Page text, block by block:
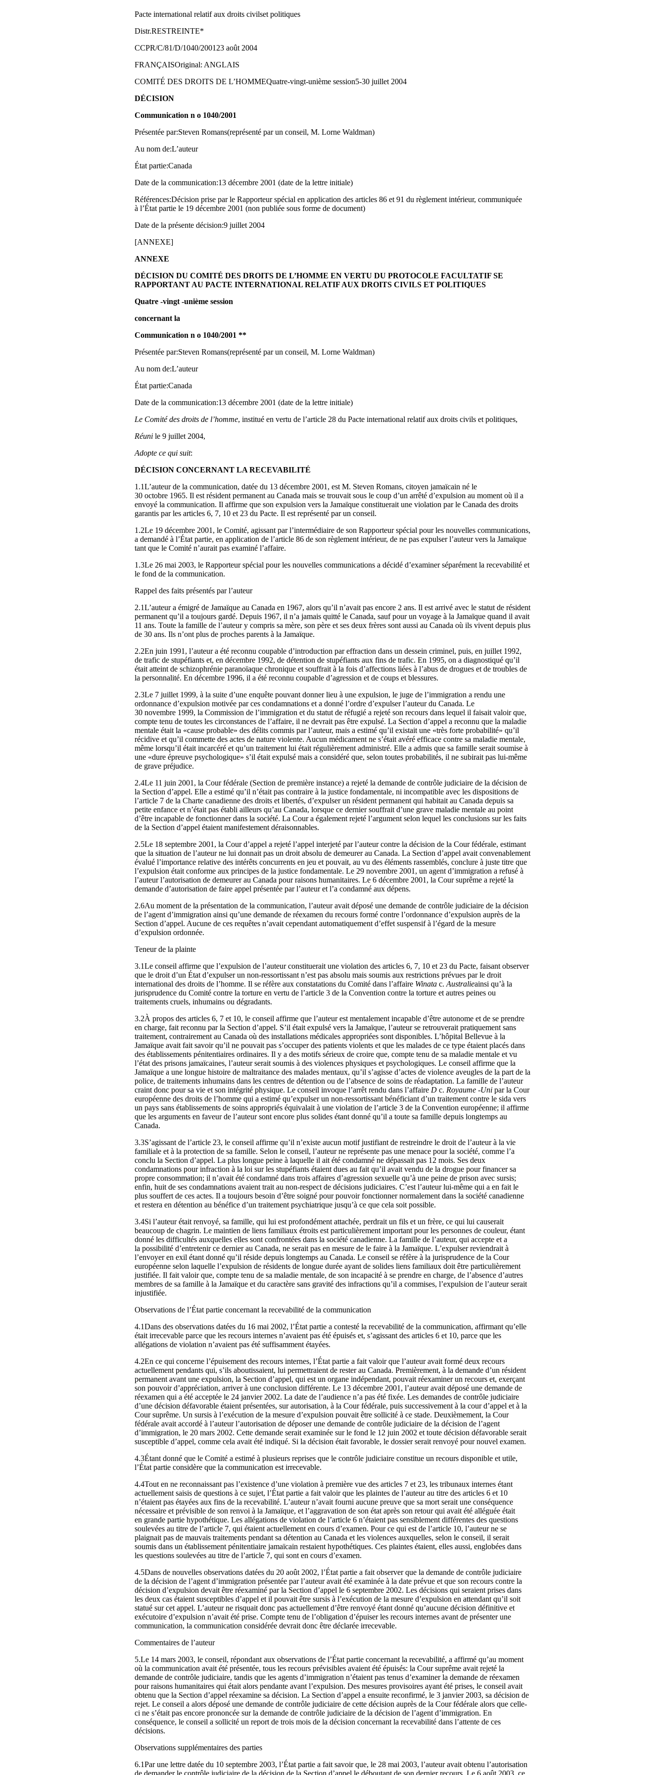
Pacte international relatif aux droits civilset politiques
Distr.RESTREINTE*
CCPR/C/81/D/1040/200123 août 2004
FRANÇAISOriginal: ANGLAIS
COMITÉ DES DROITS DE L’HOMMEQuatre‑vingt‑unième session5-30 juillet 2004
DÉCISION
Communication n o 1040/2001
Présentée par:Steven Romans(représenté par un conseil, M. Lorne Waldman)
Au nom de:L’auteur
État partie:Canada
Date de la communication:13 décembre 2001 (date de la lettre initiale)
Références:Décision prise par le Rapporteur spécial en application des articles 86 et 91 du règlement intérieur, communiquée
à l’État partie le 19 décembre 2001 (non publiée sous forme de document)
Date de la présente décision:9 juillet 2004
[ANNEXE]
ANNEXE
DÉCISION DU COMITÉ DES DROITS DE L’HOMME EN VERTU DU PROTOCOLE FACULTATIF SE
RAPPORTANT AU PACTE INTERNATIONAL RELATIF AUX DROITS CIVILS ET POLITIQUES
Quatre ‑vingt ‑unième session
concernant la
Communication n o 1040/2001 **
Présentée par:Steven Romans(représenté par un conseil, M. Lorne Waldman)
Au nom de:L’auteur
État partie:Canada
Date de la communication:13 décembre 2001 (date de la lettre initiale)
Le Comité des droits de l’homme, institué en vertu de l’article 28 du Pacte international relatif aux droits civils et politiques,
Réuni le 9 juillet 2004,
Adopte ce qui suit:
DÉCISION CONCERNANT LA RECEVABILITÉ
1.1L’auteur de la communication, datée du 13 décembre 2001, est M. Steven Romans, citoyen jamaïcain né le
30 octobre 1965. Il est résident permanent au Canada mais se trouvait sous le coup d’un arrêté d’expulsion au moment où il a
envoyé la communication. Il affirme que son expulsion vers la Jamaïque constituerait une violation par le Canada des droits
garantis par les articles 6, 7, 10 et 23 du Pacte. Il est représenté par un conseil.
1.2Le 19 décembre 2001, le Comité, agissant par l’intermédiaire de son Rapporteur spécial pour les nouvelles communications,
a demandé à l’État partie, en application de l’article 86 de son règlement intérieur, de ne pas expulser l’auteur vers la Jamaïque
tant que le Comité n’aurait pas examiné l’affaire.
1.3Le 26 mai 2003, le Rapporteur spécial pour les nouvelles communications a décidé d’examiner séparément la recevabilité et
le fond de la communication.
Rappel des faits présentés par l’auteur
2.1L’auteur a émigré de Jamaïque au Canada en 1967, alors qu’il n’avait pas encore 2 ans. Il est arrivé avec le statut de résident
permanent qu’il a toujours gardé. Depuis 1967, il n’a jamais quitté le Canada, sauf pour un voyage à la Jamaïque quand il avait
11 ans. Toute la famille de l’auteur y compris sa mère, son père et ses deux frères sont aussi au Canada où ils vivent depuis plus
de 30 ans. Ils n’ont plus de proches parents à la Jamaïque.
2.2En juin 1991, l’auteur a été reconnu coupable d’introduction par effraction dans un dessein criminel, puis, en juillet 1992,
de trafic de stupéfiants et, en décembre 1992, de détention de stupéfiants aux fins de trafic. En 1995, on a diagnostiqué qu’il
était atteint de schizophrénie paranoïaque chronique et souffrait à la fois d’affections liées à l’abus de drogues et de troubles de
la personnalité. En décembre 1996, il a été reconnu coupable d’agression et de coups et blessures.
2.3Le 7 juillet 1999, à la suite d’une enquête pouvant donner lieu à une expulsion, le juge de l’immigration a rendu une
ordonnance d’expulsion motivée par ces condamnations et a donné l’ordre d’expulser l’auteur du Canada. Le
30 novembre 1999, la Commission de l’immigration et du statut de réfugié a rejeté son recours dans lequel il faisait valoir que,
compte tenu de toutes les circonstances de l’affaire, il ne devrait pas être expulsé. La Section d’appel a reconnu que la maladie
mentale était la «cause probable» des délits commis par l’auteur, mais a estimé qu’il existait une «très forte probabilité» qu’il
récidive et qu’il commette des actes de nature violente. Aucun médicament ne s’était avéré efficace contre sa maladie mentale,
même lorsqu’il était incarcéré et qu’un traitement lui était régulièrement administré. Elle a admis que sa famille serait soumise à
une «dure épreuve psychologique» s’il était expulsé mais a considéré que, selon toutes probabilités, il ne subirait pas lui-même
de grave préjudice.
2.4Le 11 juin 2001, la Cour fédérale (Section de première instance) a rejeté la demande de contrôle judiciaire de la décision de
la Section d’appel. Elle a estimé qu’il n’était pas contraire à la justice fondamentale, ni incompatible avec les dispositions de
l’article 7 de la Charte canadienne des droits et libertés, d’expulser un résident permanent qui habitait au Canada depuis sa
petite enfance et n’était pas établi ailleurs qu’au Canada, lorsque ce dernier souffrait d’une grave maladie mentale au point
d’être incapable de fonctionner dans la société. La Cour a également rejeté l’argument selon lequel les conclusions sur les faits
de la Section d’appel étaient manifestement déraisonnables.
2.5Le 18 septembre 2001, la Cour d’appel a rejeté l’appel interjeté par l’auteur contre la décision de la Cour fédérale, estimant
que la situation de l’auteur ne lui donnait pas un droit absolu de demeurer au Canada. La Section d’appel avait convenablement
évalué l’importance relative des intérêts concurrents en jeu et pouvait, au vu des éléments rassemblés, conclure à juste titre que
l’expulsion était conforme aux principes de la justice fondamentale. Le 29 novembre 2001, un agent d’immigration a refusé à
l’auteur l’autorisation de demeurer au Canada pour raisons humanitaires. Le 6 décembre 2001, la Cour suprême a rejeté la
demande d’autorisation de faire appel présentée par l’auteur et l’a condamné aux dépens.
2.6Au moment de la présentation de la communication, l’auteur avait déposé une demande de contrôle judiciaire de la décision
de l’agent d’immigration ainsi qu’une demande de réexamen du recours formé contre l’ordonnance d’expulsion auprès de la
Section d’appel. Aucune de ces requêtes n’avait cependant automatiquement d’effet suspensif à l’égard de la mesure
d’expulsion ordonnée.
Teneur de la plainte
3.1Le conseil affirme que l’expulsion de l’auteur constituerait une violation des articles 6, 7, 10 et 23 du Pacte, faisant observer
que le droit d’un État d’expulser un non‑ressortissant n’est pas absolu mais soumis aux restrictions prévues par le droit
international des droits de l’homme. Il se réfère aux constatations du Comité dans l’affaire Winata c. Australieainsi qu’à la
jurisprudence du Comité contre la torture en vertu de l’article 3 de la Convention contre la torture et autres peines ou
traitements cruels, inhumains ou dégradants.
3.2À propos des articles 6, 7 et 10, le conseil affirme que l’auteur est mentalement incapable d’être autonome et de se prendre
en charge, fait reconnu par la Section d’appel. S’il était expulsé vers la Jamaïque, l’auteur se retrouverait pratiquement sans
traitement, contrairement au Canada où des installations médicales appropriées sont disponibles. L’hôpital Bellevue à la
Jamaïque avait fait savoir qu’il ne pouvait pas s’occuper des patients violents et que les malades de ce type étaient placés dans
des établissements pénitentiaires ordinaires. Il y a des motifs sérieux de croire que, compte tenu de sa maladie mentale et vu
l’état des prisons jamaïcaines, l’auteur serait soumis à des violences physiques et psychologiques. Le conseil affirme que la
Jamaïque a une longue histoire de maltraitance des malades mentaux, qu’il s’agisse d’actes de violence aveugles de la part de la
police, de traitements inhumains dans les centres de détention ou de l’absence de soins de réadaptation. La famille de l’auteur
craint donc pour sa vie et son intégrité physique. Le conseil invoque l’arrêt rendu dans l’affaire D c. Royaume ‑Uni par la Cour
européenne des droits de l’homme qui a estimé qu’expulser un non-ressortissant bénéficiant d’un traitement contre le sida vers
un pays sans établissements de soins appropriés équivalait à une violation de l’article 3 de la Convention européenne; il affirme
que les arguments en faveur de l’auteur sont encore plus solides étant donné qu’il a toute sa famille depuis longtemps au
Canada.
3.3S’agissant de l’article 23, le conseil affirme qu’il n’existe aucun motif justifiant de restreindre le droit de l’auteur à la vie
familiale et à la protection de sa famille. Selon le conseil, l’auteur ne représente pas une menace pour la société, comme l’a
conclu la Section d’appel. La plus longue peine à laquelle il ait été condamné ne dépassait pas 12 mois. Ses deux
condamnations pour infraction à la loi sur les stupéfiants étaient dues au fait qu’il avait vendu de la drogue pour financer sa
propre consommation; il n’avait été condamné dans trois affaires d’agression sexuelle qu’à une peine de prison avec sursis;
enfin, huit de ses condamnations avaient trait au non-respect de décisions judiciaires. C’est l’auteur lui-même qui a en fait le
plus souffert de ces actes. Il a toujours besoin d’être soigné pour pouvoir fonctionner normalement dans la société canadienne
et restera en détention au bénéfice d’un traitement psychiatrique jusqu’à ce que cela soit possible.
3.4Si l’auteur était renvoyé, sa famille, qui lui est profondément attachée, perdrait un fils et un frère, ce qui lui causerait
beaucoup de chagrin. Le maintien de liens familiaux étroits est particulièrement important pour les personnes de couleur, étant
donné les difficultés auxquelles elles sont confrontées dans la société canadienne. La famille de l’auteur, qui accepte et a
la possibilité d’entretenir ce dernier au Canada, ne serait pas en mesure de le faire à la Jamaïque. L’expulser reviendrait à
l’envoyer en exil étant donné qu’il réside depuis longtemps au Canada. Le conseil se réfère à la jurisprudence de la Cour
européenne selon laquelle l’expulsion de résidents de longue durée ayant de solides liens familiaux doit être particulièrement
justifiée. Il fait valoir que, compte tenu de sa maladie mentale, de son incapacité à se prendre en charge, de l’absence d’autres
membres de sa famille à la Jamaïque et du caractère sans gravité des infractions qu’il a commises, l’expulsion de l’auteur serait
injustifiée.
Observations de l’État partie concernant la recevabilité de la communication
4.1Dans des observations datées du 16 mai 2002, l’État partie a contesté la recevabilité de la communication, affirmant qu’elle
était irrecevable parce que les recours internes n’avaient pas été épuisés et, s’agissant des articles 6 et 10, parce que les
allégations de violation n’avaient pas été suffisamment étayées.
4.2En ce qui concerne l’épuisement des recours internes, l’État partie a fait valoir que l’auteur avait formé deux recours
actuellement pendants qui, s’ils aboutissaient, lui permettraient de rester au Canada. Premièrement, à la demande d’un résident
permanent avant une expulsion, la Section d’appel, qui est un organe indépendant, pouvait réexaminer un recours et, exerçant
son pouvoir d’appréciation, arriver à une conclusion différente. Le 13 décembre 2001, l’auteur avait déposé une demande de
réexamen qui a été acceptée le 24 janvier 2002. La date de l’audience n’a pas été fixée. Les demandes de contrôle judiciaire
d’une décision défavorable étaient présentées, sur autorisation, à la Cour fédérale, puis successivement à la cour d’appel et à la
Cour suprême. Un sursis à l’exécution de la mesure d’expulsion pouvait être sollicité à ce stade. Deuxièmement, la Cour
fédérale avait accordé à l’auteur l’autorisation de déposer une demande de contrôle judiciaire de la décision de l’agent
d’immigration, le 20 mars 2002. Cette demande serait examinée sur le fond le 12 juin 2002 et toute décision défavorable serait
susceptible d’appel, comme cela avait été indiqué. Si la décision était favorable, le dossier serait renvoyé pour nouvel examen.
4.3Étant donné que le Comité a estimé à plusieurs reprises que le contrôle judiciaire constitue un recours disponible et utile,
l’État partie considère que la communication est irrecevable.
4.4Tout en ne reconnaissant pas l’existence d’une violation à première vue des articles 7 et 23, les tribunaux internes étant
actuellement saisis de questions à ce sujet, l’État partie a fait valoir que les plaintes de l’auteur au titre des articles 6 et 10
n’étaient pas étayées aux fins de la recevabilité. L’auteur n’avait fourni aucune preuve que sa mort serait une conséquence
nécessaire et prévisible de son renvoi à la Jamaïque, et l’aggravation de son état après son retour qui avait été alléguée était
en grande partie hypothétique. Les allégations de violation de l’article 6 n’étaient pas sensiblement différentes des questions
soulevées au titre de l’article 7, qui étaient actuellement en cours d’examen. Pour ce qui est de l’article 10, l’auteur ne se
plaignait pas de mauvais traitements pendant sa détention au Canada et les violences auxquelles, selon le conseil, il serait
soumis dans un établissement pénitentiaire jamaïcain restaient hypothétiques. Ces plaintes étaient, elles aussi, englobées dans
les questions soulevées au titre de l’article 7, qui sont en cours d’examen.
4.5Dans de nouvelles observations datées du 20 août 2002, l’État partie a fait observer que la demande de contrôle judiciaire
de la décision de l’agent d’immigration présentée par l’auteur avait été examinée à la date prévue et que son recours contre la
décision d’expulsion devait être réexaminé par la Section d’appel le 6 septembre 2002. Les décisions qui seraient prises dans
les deux cas étaient susceptibles d’appel et il pouvait être sursis à l’exécution de la mesure d’expulsion en attendant qu’il soit
statué sur cet appel. L’auteur ne risquait donc pas actuellement d’être renvoyé étant donné qu’aucune décision définitive et
exécutoire d’expulsion n’avait été prise. Compte tenu de l’obligation d’épuiser les recours internes avant de présenter une
communication, la communication considérée devrait donc être déclarée irrecevable.
Commentaires de l’auteur
5.Le 14 mars 2003, le conseil, répondant aux observations de l’État partie concernant la recevabilité, a affirmé qu’au moment
où la communication avait été présentée, tous les recours prévisibles avaient été épuisés: la Cour suprême avait rejeté la
demande de contrôle judiciaire, tandis que les agents d’immigration n’étaient pas tenus d’examiner la demande de réexamen
pour raisons humanitaires qui était alors pendante avant l’expulsion. Des mesures provisoires ayant été prises, le conseil avait
obtenu que la Section d’appel réexamine sa décision. La Section d’appel a ensuite reconfirmé, le 3 janvier 2003, sa décision de
rejet. Le conseil a alors déposé une demande de contrôle judiciaire de cette décision auprès de la Cour fédérale alors que celle-
ci ne s’était pas encore prononcée sur la demande de contrôle judiciaire de la décision de l’agent d’immigration. En
conséquence, le conseil a sollicité un report de trois mois de la décision concernant la recevabilité dans l’attente de ces
décisions.
Observations supplémentaires des parties
6.1Par une lettre datée du 10 septembre 2003, l’État partie a fait savoir que, le 28 mai 2003, l’auteur avait obtenu l’autorisation
de demander le contrôle judiciaire de la décision de la Section d’appel le déboutant de son dernier recours. Le 6 août 2003, ce